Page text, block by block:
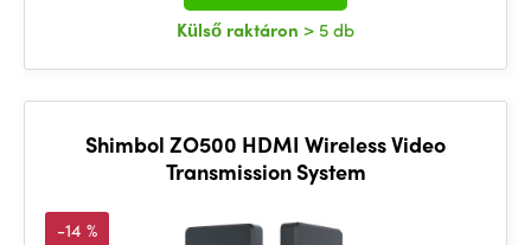
Külső raktáron > 5 db
Shimbol ZO500 HDMI Wireless Video
Transmission System
-14 %